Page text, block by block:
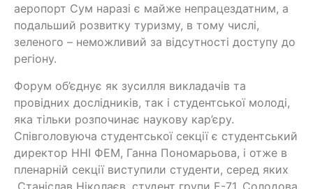
аеропорт Сум наразі є майже непрацездатним, а
подальший розвитку туризму, в тому числі,
зеленого – неможливий за відсутності доступу до
регіону.
Форум об’єднує як зусилля викладачів та
провідних дослідників, так і студентської молоді,
яка тільки розпочинає наукову кар’єру.
Співголовуюча студентської секції є студентський
директор ННІ ФЕМ, Ганна Пономарьова, і отже в
пленарній секції виступили студенти, серед яких
Станіслав Ніколаєв, студент групи Е-71, Солодова